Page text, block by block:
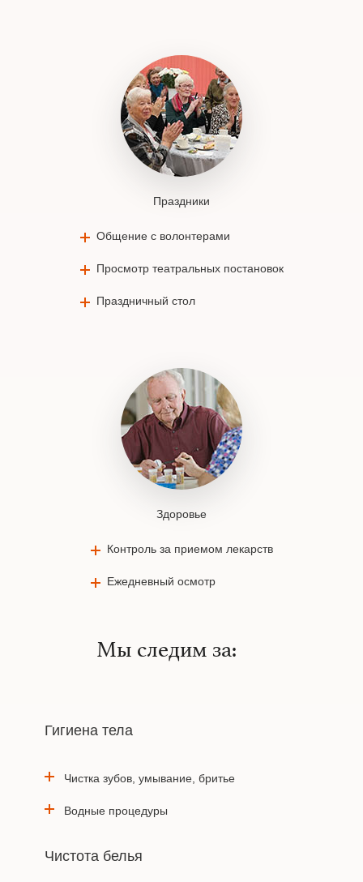
Праздники
Общение с волонтерами
Просмотр театральных постановок
Праздничный стол
Здоровье
Контроль за приемом лекарств
Ежедневный осмотр
Мы следим за:
Гигиена тела
Чистка зубов, умывание, бритье
Водные процедуры
Чистота белья